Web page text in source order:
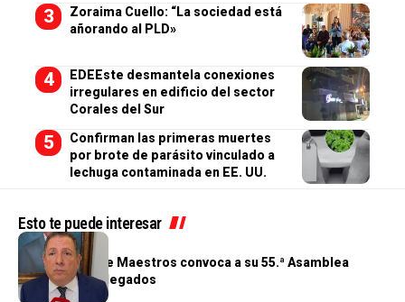
Zoraima Cuello: “La sociedad está
añorando al PLD»
EDEEste desmantela conexiones
irregulares en edificio del sector
Corales del Sur
Confirman las primeras muertes
por brote de parásito vinculado a
lechuga contaminada en EE. UU.
Esto te puede interesar
GENERALES
Cooperativa de Maestros convoca a su 55.ª Asamblea
General de Delegados